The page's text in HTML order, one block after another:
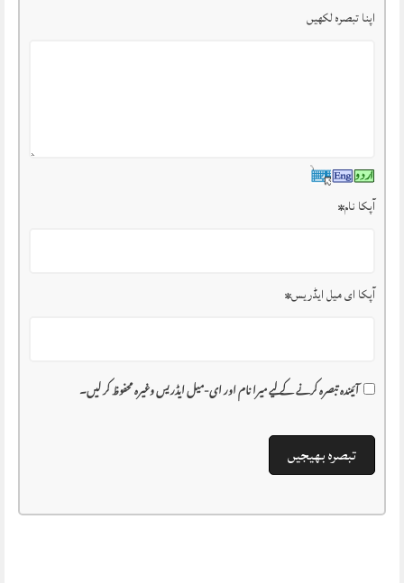
اپنا تبصرہ لکھیں
آپکا نام*
آپکا ای میل ایڈریس*
آئیندہ تبصرہ کرنے کے لیے میرا نام اور ای-میل ایڈریس وغیرہ محفوظ کر لیں۔